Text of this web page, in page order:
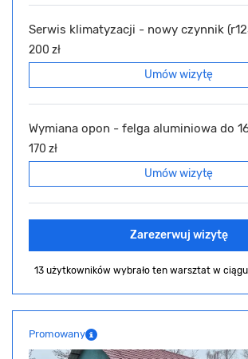
Serwis klimatyzacji - nowy czynnik
200 zł
Umów wizytę
Wymiana opon - felga aluminiowa do
170 zł
Umów wizytę
Zarezerwuj wizytę
13 użytkowników wybrało ten warsztat w
Promowany